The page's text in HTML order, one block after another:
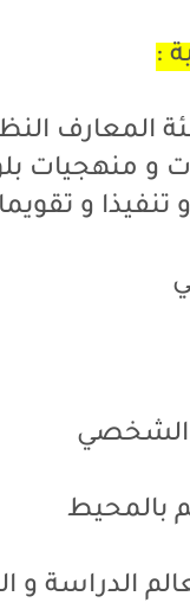
:
المعارف
و منهجيات
و تقويما
الشخصي
بالمحيط
الدراسة و